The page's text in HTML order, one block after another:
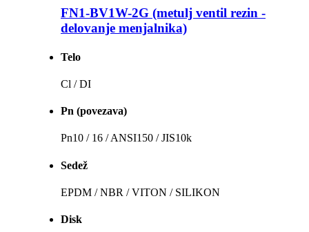
FN1-BV1W-2G (metulj ventil rezin -
delovanje menjalnika)
Telo
Cl / DI
Pn (povezava)
Pn10 / 16 / ANSI150 / JIS10k
Sedež
EPDM / NBR / VITON / SILIKON
Disk